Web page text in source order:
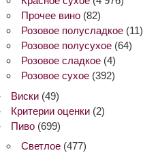
Прочее вино (82)
Розовое полусладкое (11)
Розовое полусухое (64)
Розовое сладкое (4)
Розовое сухое (392)
Виски (49)
Критерии оценки (2)
Пиво (699)
Светлое (477)